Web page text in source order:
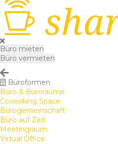
Büro mieten
Büro vermieten
Büroformen
Büro & Büroräume
Coworking Space
Bürogemeinschaft
Büro auf Zeit
Meetingraum
Virtual Office